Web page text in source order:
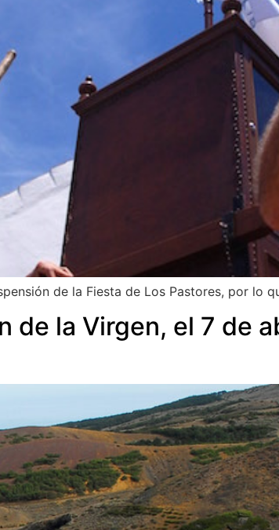
de la Fiesta de Los Pastores, por lo
de la Virgen, el 7 de